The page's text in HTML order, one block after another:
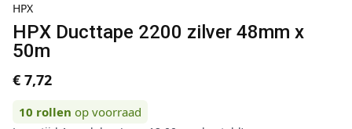
HPX
HPX Ducttape 2200 zilver 48mm x
50m
€ 7,72
10 rollen op voorraad